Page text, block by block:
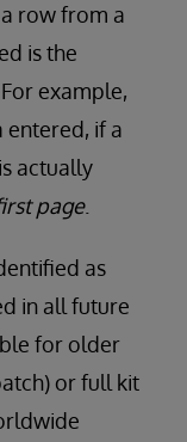
row from a
is the
example,
if a
actually
page.
as
in all future
for older
or full kit